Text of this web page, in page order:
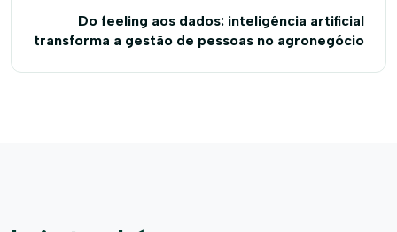
Do feeling aos dados: inteligência artificial
transforma a gestão de pessoas no agronegócio